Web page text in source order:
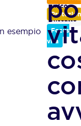
esempio
unico
Riscatto
Focus
vita
ai
di
e
e
dei
nostri